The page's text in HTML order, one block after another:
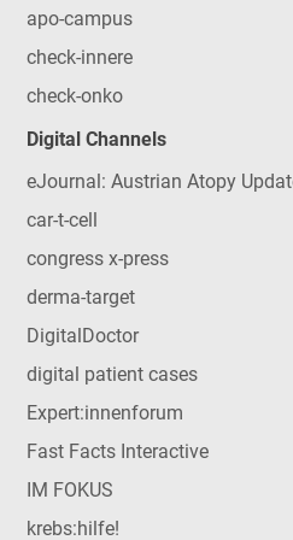
apo-campus
check-innere
check-onko
Digital Channels
eJournal: Austrian Atopy
car-t-cell
congress x-press
derma-target
DigitalDoctor
digital patient cases
Expert:innenforum
Fast Facts Interactive
IM FOKUS
krebs:hilfe!